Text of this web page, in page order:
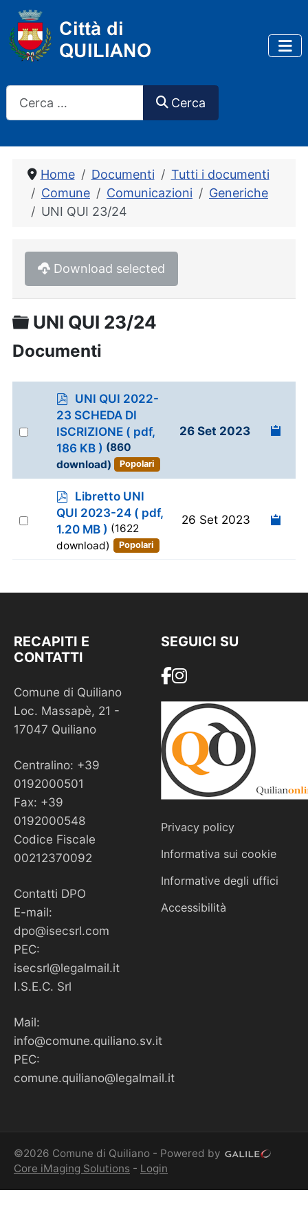
Cerca
Home Documenti
Tutti i documenti
Comune
Comunicazioni
Generiche
UNI QUI 23/24
Download selected
Cartella
UNI QUI 23/24
Documenti
Select
p
d
f
UNI QUI 2022-
23 SCHEDA DI
ISCRIZIONE ( pdf,
186 KB ) (860
download)
Popolari
26 Set 2023
Select
p
d
f
Libretto UNI
QUI 2023-24 ( pdf,
1.20 MB ) (1622
download)
Popolari
26 Set 2023
RECAPITI E
CONTATTI
Comune di Quiliano
Loc. Massapè, 21 -
17047 Quiliano
Centralino: +39
0192000501
Fax: +39
0192000548
Codice Fiscale
00212370092
Contatti DPO
E-mail:
dpo@isecsrl.com
PEC:
isecsrl@legalmail.it
I.S.E.C. Srl
Mail:
info@comune.quiliano.sv.it
PEC:
comune.quiliano@legalmail.it
SEGUICI SU
Privacy policy
Informativa sui cookie
Informative degli uffici
Accessibilità
©2026 Comune di Quiliano - Powered by
Core iMaging Solutions - Login